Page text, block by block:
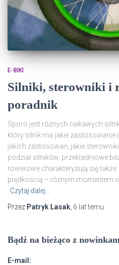
E-BIKI
Silniki, sterowniki i
poradnik
Sporo jest różnych ciekawych
który silnik ma jakie zastosowanie
jakich zastosowań, jakie
podział silników: przekładniowe
rowerowe charakteryzują się
prędkością – różnym momentem
Czytaj dalej…
Przez Patryk Lasak 6 lattemu
Bądź na bieżąco z
E-mail: